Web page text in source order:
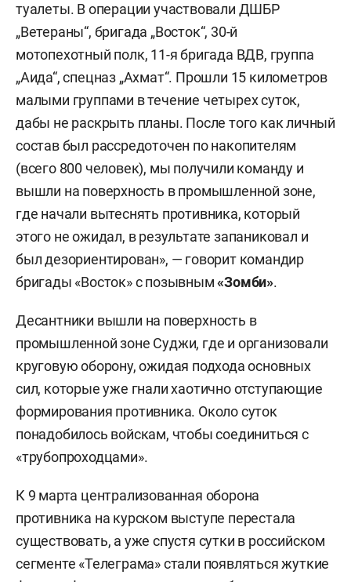
туалеты. В операции участвовали ДШБР
„Ветераны“, бригада „Восток“, 30-й
мотопехотный полк, 11-я бригада ВДВ, группа
„Аида“, спецназ „Ахмат“. Прошли 15 километров
малыми группами в течение четырех суток,
дабы не раскрыть планы. После того как личный
состав был рассредоточен по накопителям
(всего 800 человек), мы получили команду и
вышли на поверхность в промышленной зоне,
где начали вытеснять противника, который
этого не ожидал, в результате запаниковал и
был дезориентирован», — говорит командир
бригады «Восток» с позывным«Зомби».
Десантники вышли на поверхность в
промышленной зоне Суджи, где и организовали
круговую оборону, ожидая подхода основных
сил, которые уже гнали хаотично отступающие
формирования противника. Около суток
понадобилось войскам, чтобы соединиться с
«трубопроходцами».
К 9 марта централизованная оборона
противника на курском выступе перестала
существовать, а уже спустя сутки в российском
сегменте «Телеграма» стали появляться жуткие